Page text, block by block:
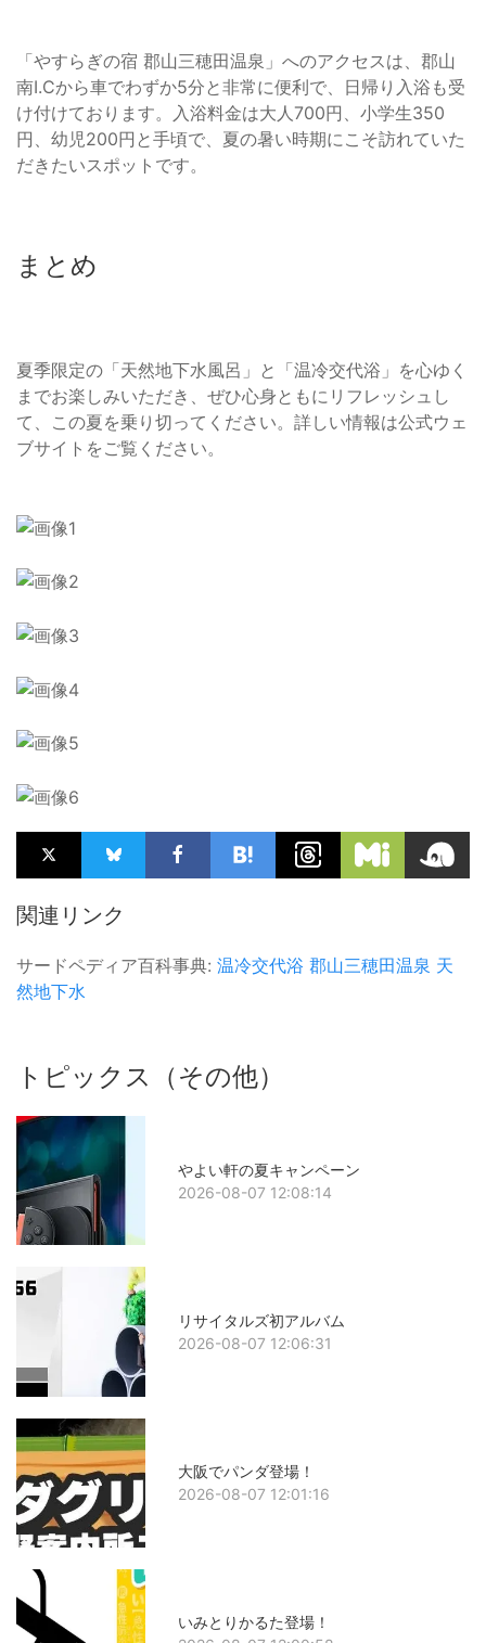
「やすらぎの宿 郡山三穂田温泉」へのアクセスは、郡山
南I.Cから車でわずか5分と非常に便利で、日帰り入浴も受
け付けております。入浴料金は大人700円、小学生350
円、幼児200円と手頃で、夏の暑い時期にこそ訪れていた
だきたいスポットです。
まとめ
夏季限定の「天然地下水風呂」と「温冷交代浴」を心ゆく
までお楽しみいただき、ぜひ心身ともにリフレッシュし
て、この夏を乗り切ってください。詳しい情報は公式ウェ
ブサイトをご覧ください。
関連リンク
サードペディア百科事典: 温冷交代浴 郡山三穂田温泉 天
然地下水
トピックス（その他）
やよい軒の夏キャンペーン
2026-08-07 12:08:14
リサイタルズ初アルバム
2026-08-07 12:06:31
大阪でパンダ登場！
2026-08-07 12:01:16
いみとりかるた登場！